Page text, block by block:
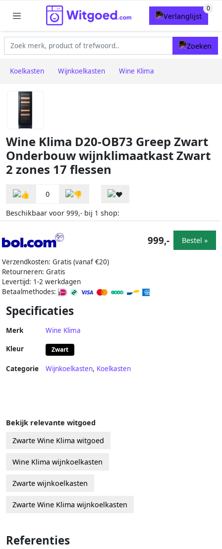
Koelkasten Wijnkoelkasten Wine Klima
Wine Klima D20-OB73 Greep Zwart
Onderbouw wijnklimaatkast Zwart
2 zones 17 flessen
0
Beschikbaar voor 999,- bij 1 shop:
Verzendkosten: Gratis (vanaf €20)
Retourneren: Gratis
Levertijd: 1-2 werkdagen
Betaalmethodes:
999,- Bestel »
Specificaties
Merk Wine Klima
Kleur Zwart
Categorie Wijnkoelkasten, Koelkasten
Bekijk relevante witgoed
Zwarte Wine Klima witgoed
Wine Klima wijnkoelkasten
Zwarte wijnkoelkasten
Zwarte Wine Klima wijnkoelkasten
Referenties